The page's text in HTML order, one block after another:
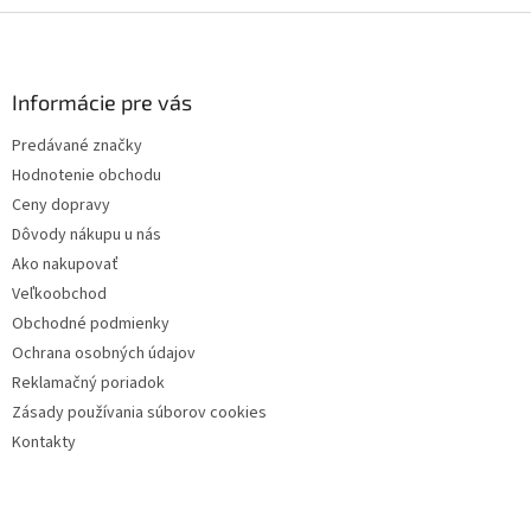
Informácie pre vás
Predávané značky
Hodnotenie obchodu
Ceny dopravy
Dôvody nákupu u nás
Ako nakupovať
Veľkoobchod
Obchodné podmienky
Ochrana osobných údajov
Reklamačný poriadok
Zásady používania súborov cookies
Kontakty